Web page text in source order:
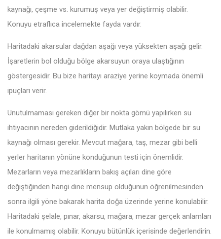
kaynağı, çeşme vs. kurumuş veya yer değiştirmiş olabilir.
Konuyu etraflıca incelemekte fayda vardır.
Haritadaki akarsular dağdan aşağı veya yüksekten aşağı gelir.
İşaretlerin bol olduğu bölge akarsuyun oraya ulaştığının
göstergesidir. Bu bize haritayı araziye yerine koymada önemli
ipuçları verir.
Unutulmaması gereken diğer bir nokta gömü yapılırken su
ihtiyacının nereden giderildiğidir. Mutlaka yakın bölgede bir su
kaynağı olması gerekir. Mevcut mağara, taş, mezar gibi belli
yerler haritanın yönüne konduğunun testi için önemlidir.
Mezarların veya mezarlıkların bakış açıları dine göre
değiştiğinden hangi dine mensup olduğunun öğrenilmesinden
sonra ilgili yöne bakarak harita doğa üzerinde yerine konulabilir.
Haritadaki şelale, pınar, akarsu, mağara, mezar gerçek anlamları
ile konulmamış olabilir. Konuyu bütünlük içerisinde değerlendirin.